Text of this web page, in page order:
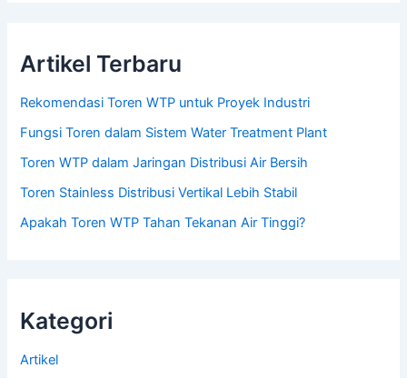
Artikel Terbaru
Rekomendasi Toren WTP untuk Proyek Industri
Fungsi Toren dalam Sistem Water Treatment Plant
Toren WTP dalam Jaringan Distribusi Air Bersih
Toren Stainless Distribusi Vertikal Lebih Stabil
Apakah Toren WTP Tahan Tekanan Air Tinggi?
Kategori
Artikel